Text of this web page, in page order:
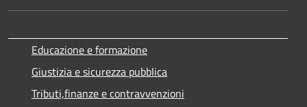
Educazione e formazione
Giustizia e sicurezza pubblica
Tributi,finanze e contravvenzioni